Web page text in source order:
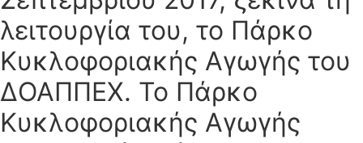
λειτουργία του, το Πάρκο
Κυκλοφοριακής Αγωγής του
ΔΟΑΠΠΕΧ. Το Πάρκο
Κυκλοφοριακής Αγωγής